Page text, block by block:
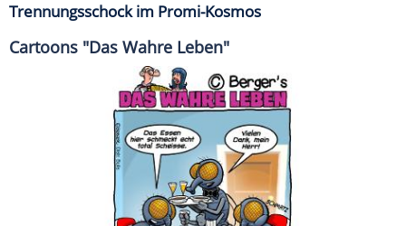
Trennungsschock im Promi-Kosmos
Cartoons "Das Wahre Leben"